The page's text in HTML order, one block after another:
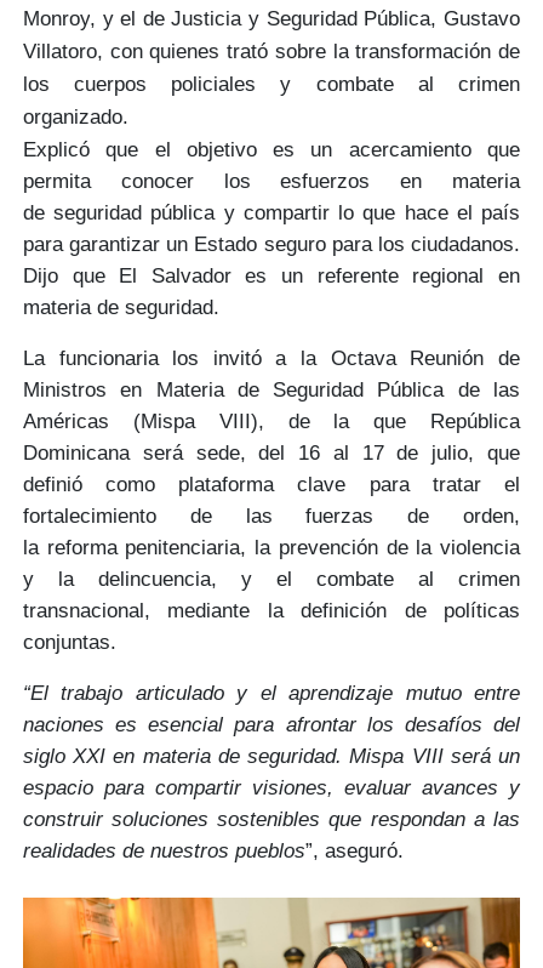
Monroy, y el de Justicia y Seguridad Pública, Gustavo
Villatoro, con quienes trató sobre la transformación de
los cuerpos policiales y
combate
al crimen
organizado.
Explicó que el objetivo es un acercamiento que
permita conocer los esfuerzos en materia
deseguridad públicay compartir lo que hace el país
para garantizar un Estado seguropara los ciudadanos.
Dijo que El Salvador es un referente regional en
materia de seguridad.
La funcionaria los invitó a la Octava Reunión de
Ministros en Materia de Seguridad Pública de las
Américas (Mispa VIII), de la que República
Dominicana será sede, del 16 al 17 de julio, que
definió como plataforma clave para tratar el
fortalecimiento de las fuerzas de orden,
la reformapenitenciaria, la prevenciónde la violencia
y la delincuencia, y elcombate al crimen
transnacional, mediante la definición de políticas
conjuntas.
“El trabajo articulado y el aprendizaje mutuo entre
naciones es esencial para afrontar los desafíos del
siglo XXI en materia de seguridad. Mispa VIII será un
espacio para compartir visiones, evaluar avances y
construir soluciones sostenibles que respondan a las
realidades de nuestros pueblos”, aseguró.